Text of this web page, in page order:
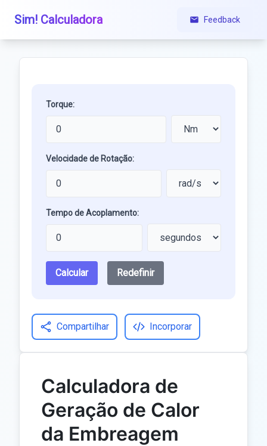
Sim! Calculadora Feedback
Torque:
Velocidade de Rotação:
Tempo de Acoplamento:
Calcular Redefinir
Compartilhar Incorporar
Calculadora de
Geração de Calor
da Embreagem